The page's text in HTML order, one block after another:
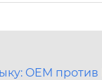
OEM против